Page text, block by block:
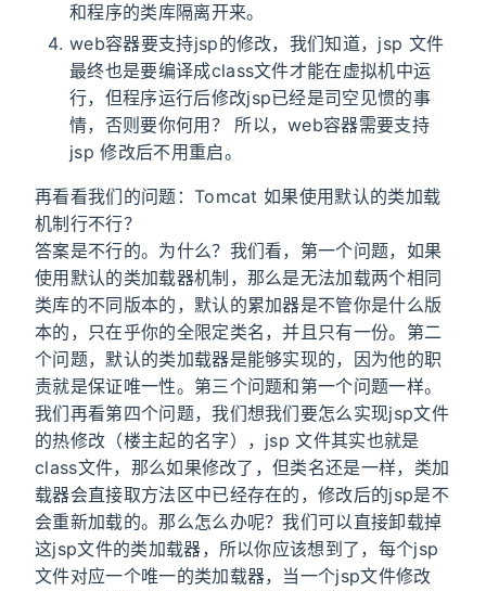
和程序的类库隔离开来。
web容器要支持jsp的修改，我们知道，jsp 文件
最终也是要编译成class文件才能在虚拟机中运
行，但程序运行后修改jsp已经是司空见惯的事
情，否则要你何用？ 所以，web容器需要支持
jsp 修改后不用重启。
再看看我们的问题：Tomcat 如果使用默认的类加载
机制行不行？
答案是不行的。为什么？我们看，第一个问题，如果
使用默认的类加载器机制，那么是无法加载两个相同
类库的不同版本的，默认的累加器是不管你是什么版
本的，只在乎你的全限定类名，并且只有一份。第二
个问题，默认的类加载器是能够实现的，因为他的职
责就是保证唯一性。第三个问题和第一个问题一样。
我们再看第四个问题，我们想我们要怎么实现jsp文件
的热修改（楼主起的名字），jsp 文件其实也就是
class文件，那么如果修改了，但类名还是一样，类加
载器会直接取方法区中已经存在的，修改后的jsp是不
会重新加载的。那么怎么办呢？我们可以直接卸载掉
这jsp文件的类加载器，所以你应该想到了，每个jsp
文件对应一个唯一的类加载器，当一个jsp文件修改